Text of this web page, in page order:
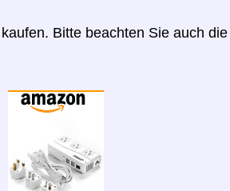
Bitte beachten Sie auch die